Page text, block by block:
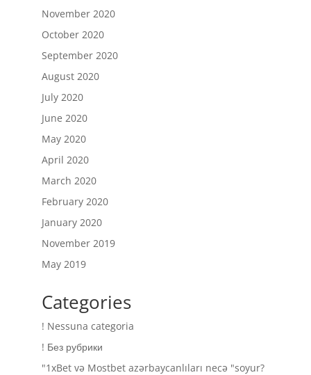
November 2020
October 2020
September 2020
August 2020
July 2020
June 2020
May 2020
April 2020
March 2020
February 2020
January 2020
November 2019
May 2019
Categories
! Nessuna categoria
! Без рубрики
"1xBet və Mostbet azərbaycanlıları necə "soyur?